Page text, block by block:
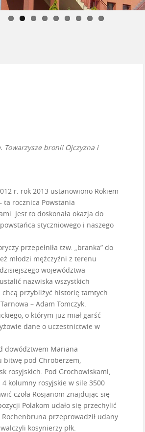
Towarzysze broni! Ojczyzna i
r. rok 2013 ustanowiono Rokiem
ta rocznica Powstania
Jest to doskonała okazja do
styczniowego i naszego
przepełniła tzw. „branka” do
młodzi mężczyźni z terenu
województwa
nazwiska wszystkich
chcą przybliżyć historię tamtych
– Adam Tomczyk.
o którym już miał garść
dane o uczestnictwie w
dowództwem Mariana
bitwę pod Chroberzem,
rosyjskich. Pod Grochowiskami,
kolumny rosyjskie w sile 3500
czoła Rosjanom znajdując się
Polakom udało się przechylić
przeprowadził udany
kosynierzy płk.